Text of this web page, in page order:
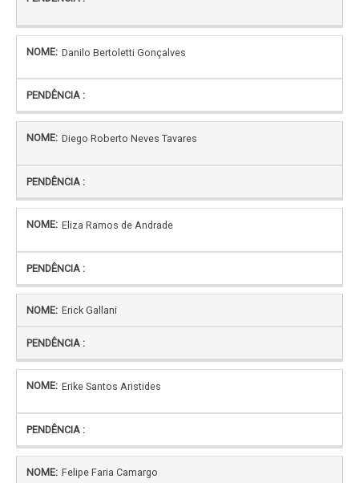
Danilo Bertoletti Gonçalves
Diego Roberto Neves Tavares
Eliza Ramos de Andrade
Erick Gallani
Erike Santos Aristides
Felipe Faria Camargo